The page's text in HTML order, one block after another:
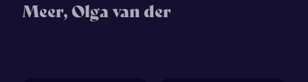
Meer, Olga van der